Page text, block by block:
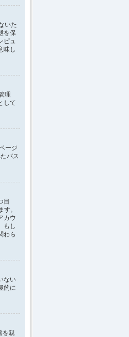
いた
を保
ピュ
味し
理
して
ージ
パス
目
。
カウ
もし
わら
ない
的に
を親